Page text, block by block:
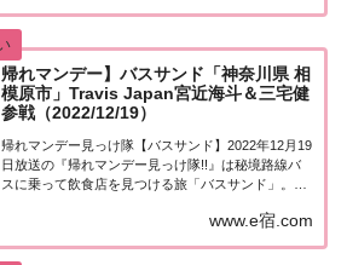
帰れマンデー】バスサンド「神奈川県 相
模原市」Travis Japan宮近海斗＆三宅健
参戦（2022/12/19）
帰れマンデー見っけ隊【バスサンド】2022年12月19
日放送の『帰れマンデー見っけ隊!!』は秘境路線バ
スに乗って飲食店を見つける旅「バスサンド」。舞
三宅健＆Travis Japan宮近海斗！果たして飲食店は
www.e宿.com